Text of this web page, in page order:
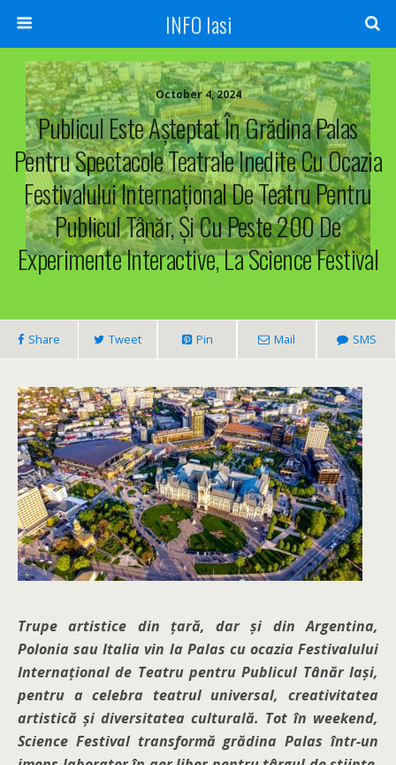
INFO Iasi
October 4, 2024
Publicul Este Așteptat În Grădina Palas
Pentru Spectacole Teatrale Inedite Cu Ocazia
Festivalului Internațional De Teatru Pentru
Publicul Tânăr, Și Cu Peste 200 De
Experimente Interactive, La Science Festival
Share Tweet Pin Mail SMS
Trupe artistice din țară, dar și din Argentina,
Polonia sau Italia vin la Palas cu ocazia Festivalului
Internațional de Teatru pentru Publicul Tânăr Iași,
pentru a celebra teatrul universal, creativitatea
artistică și diversitatea culturală. Tot în weekend,
Science Festival transformă grădina Palas într-un